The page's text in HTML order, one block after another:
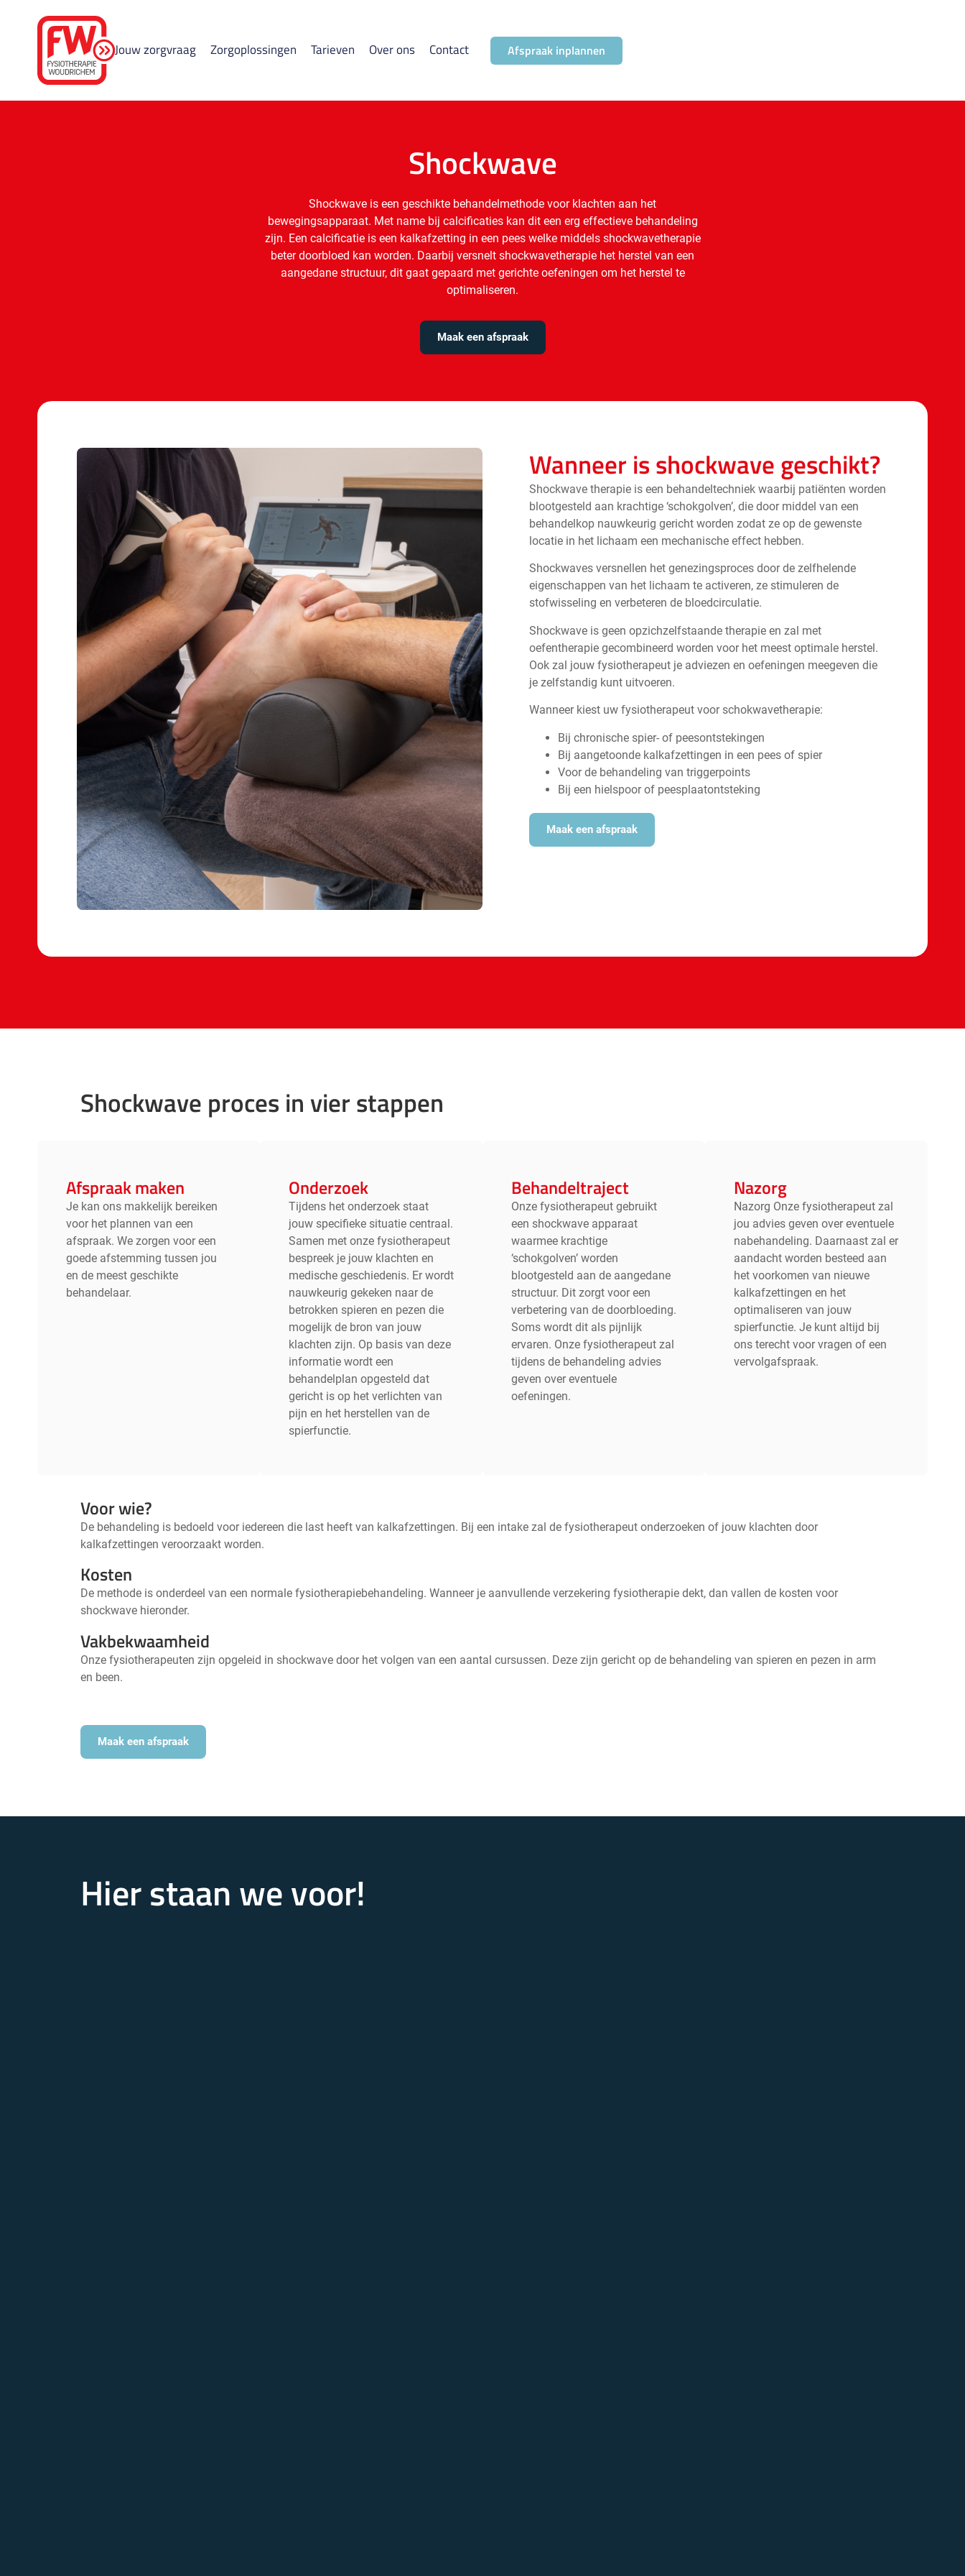
Jouw zorgvraag Zorgoplossingen Tarieven Over ons Contact Afspraak inplannen
Shockwave
Shockwave is een geschikte behandelmethode voor klachten aan het
bewegingsapparaat. Met name bij calcificaties kan dit een erg effectieve behandeling
zijn. Een calcificatie is een kalkafzetting in een pees welke middels shockwavetherapie
beter doorbloed kan worden. Daarbij versnelt shockwavetherapie het herstel van een
aangedane structuur, dit gaat gepaard met gerichte oefeningen om het herstel te
optimaliseren.
Maak een afspraak
Wanneer is shockwave geschikt?
Shockwave therapie is een behandeltechniek waarbij patiënten worden
blootgesteld aan krachtige ‘schokgolven’, die door middel van een
behandelkop nauwkeurig gericht worden zodat ze op de gewenste
locatie in het lichaam een mechanische effect hebben.
Shockwaves versnellen het genezingsproces door de zelfhelende
eigenschappen van het lichaam te activeren, ze stimuleren de
stofwisseling en verbeteren de bloedcirculatie.
Shockwave is geen opzichzelfstaande therapie en zal met
oefentherapie gecombineerd worden voor het meest optimale herstel.
Ook zal jouw fysiotherapeut je adviezen en oefeningen meegeven die
je zelfstandig kunt uitvoeren.
Wanneer kiest uw fysiotherapeut voor schokwavetherapie:
Bij chronische spier- of peesontstekingen
Bij aangetoonde kalkafzettingen in een pees of spier
Voor de behandeling van triggerpoints
Bij een hielspoor of peesplaatontsteking
Maak een afspraak
Shockwave proces in vier stappen
Afspraak maken
Je kan ons makkelijk bereiken
voor het plannen van een
afspraak. We zorgen voor een
goede afstemming tussen jou
en de meest geschikte
behandelaar.
Onderzoek
Tijdens het onderzoek staat
jouw specifieke situatie centraal.
Samen met onze fysiotherapeut
bespreek je jouw klachten en
medische geschiedenis. Er wordt
nauwkeurig gekeken naar de
betrokken spieren en pezen die
mogelijk de bron van jouw
klachten zijn. Op basis van deze
informatie wordt een
behandelplan opgesteld dat
gericht is op het verlichten van
pijn en het herstellen van de
spierfunctie.
Behandeltraject
Onze fysiotherapeut gebruikt
een shockwave apparaat
waarmee krachtige
‘schokgolven’ worden
blootgesteld aan de aangedane
structuur. Dit zorgt voor een
verbetering van de doorbloeding.
Soms wordt dit als pijnlijk
ervaren. Onze fysiotherapeut zal
tijdens de behandeling advies
geven over eventuele
oefeningen.
Nazorg
Nazorg Onze fysiotherapeut zal
jou advies geven over eventuele
nabehandeling. Daarnaast zal er
aandacht worden besteed aan
het voorkomen van nieuwe
kalkafzettingen en het
optimaliseren van jouw
spierfunctie. Je kunt altijd bij
ons terecht voor vragen of een
vervolgafspraak.
Voor wie?
De behandeling is bedoeld voor iedereen die last heeft van kalkafzettingen. Bij een intake zal de fysiotherapeut onderzoeken of jouw klachten door
kalkafzettingen veroorzaakt worden.
Kosten
De methode is onderdeel van een normale fysiotherapiebehandeling. Wanneer je aanvullende verzekering fysiotherapie dekt, dan vallen de kosten voor
shockwave hieronder.
Vakbekwaamheid
Onze fysiotherapeuten zijn opgeleid in shockwave door het volgen van een aantal cursussen. Deze zijn gericht op de behandeling van spieren en pezen in arm
en been.
Maak een afspraak
Hier staan we voor!